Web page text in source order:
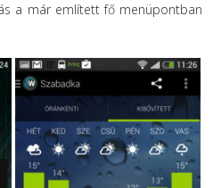
a már említett fő menüpontban